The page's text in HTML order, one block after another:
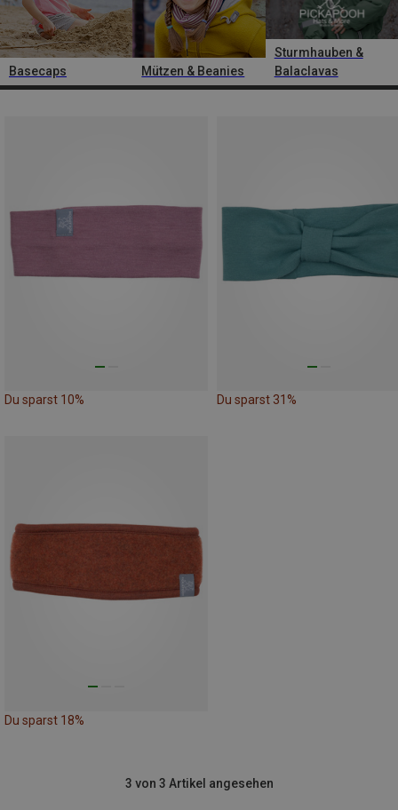
Basecaps Mützen & Beanies
Sturmhauben &
Balaclavas
Du sparst 10% Du sparst 31%
Du sparst 18%
3 von 3 Artikel angesehen